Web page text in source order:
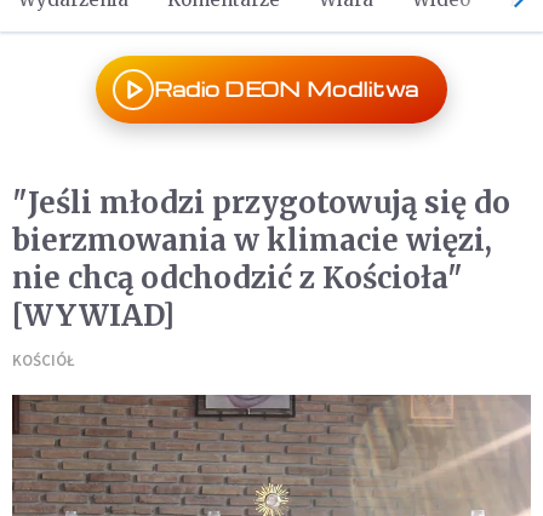
Radio DEON Modlitwa
"Jeśli młodzi przygotowują się do
bierzmowania w klimacie więzi,
nie chcą odchodzić z Kościoła"
[WYWIAD]
KOŚCIÓŁ